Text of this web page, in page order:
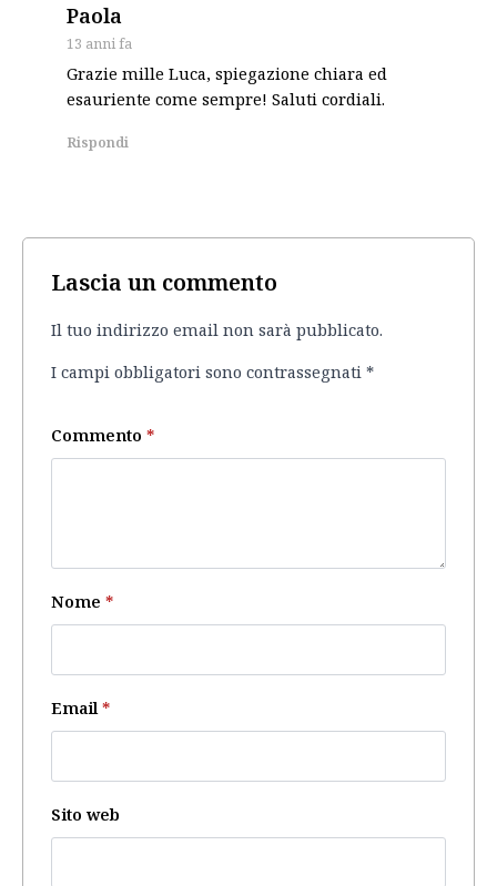
Paola
13 anni fa
Grazie mille Luca, spiegazione chiara ed
esauriente come sempre! Saluti cordiali.
Rispondi
Lascia un commento
Il tuo indirizzo email non sarà pubblicato.
I campi obbligatori sono contrassegnati *
Commento *
Nome *
Email *
Sito web